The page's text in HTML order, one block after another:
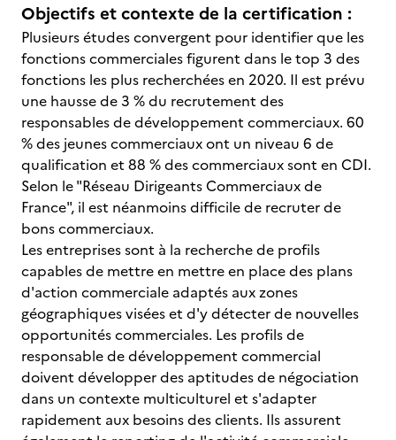
Objectifs et contexte de la certification :
Plusieurs études convergent pour identifier que les
fonctions commerciales figurent dans le top 3 des
fonctions les plus recherchées en 2020. Il est prévu
une hausse de 3 % du recrutement des
responsables de développement commerciaux. 60
% des jeunes commerciaux ont un niveau 6 de
qualification et 88 % des commerciaux sont en CDI.
Selon le "Réseau Dirigeants Commerciaux de
France", il est néanmoins difficile de recruter de
bons commerciaux.
Les entreprises sont à la recherche de profils
capables de mettre en mettre en place des plans
d'action commerciale adaptés aux zones
géographiques visées et d'y détecter de nouvelles
opportunités commerciales. Les profils de
responsable de développement commercial
doivent développer des aptitudes de négociation
dans un contexte multiculturel et s'adapter
rapidement aux besoins des clients. Ils assurent